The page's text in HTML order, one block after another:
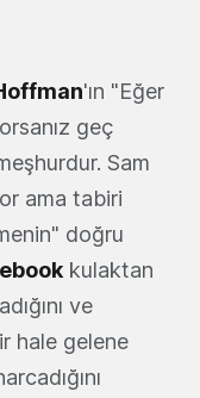
'ın "Eğer
geç
Sam
ama tabiri
doğru
kulaktan
ve
hale gelene